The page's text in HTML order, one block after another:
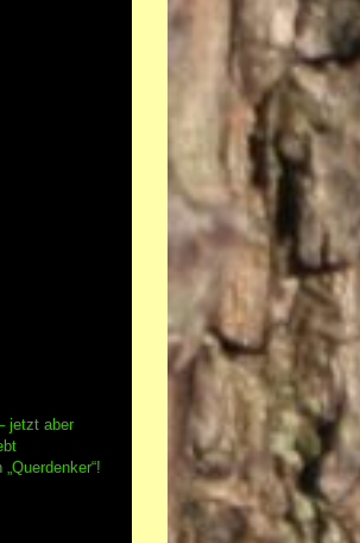
jetzt aber